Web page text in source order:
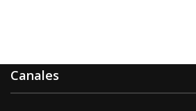
Canales